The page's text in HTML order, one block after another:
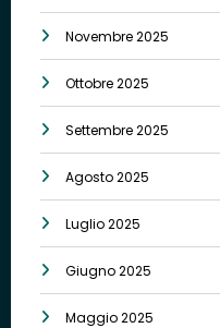
Novembre 2025
Ottobre 2025
Settembre 2025
Agosto 2025
Luglio 2025
Giugno 2025
Maggio 2025